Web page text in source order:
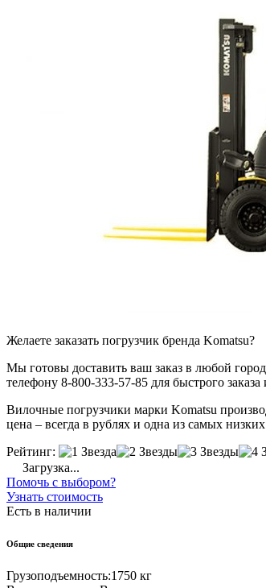
Желаете заказать погрузчик бренда Komatsu?
Мы готовы доставить ваш заказ в любой город
телефону 8-800-333-57-85 для быстрого
Вилочные погрузчики марки Komatsu
цена – всегда в рублях и одна из самых
Рейтинг:
Загрузка...
Помочь с выбором?
Узнать стоимость
Есть в наличии
Общие сведения
Грузоподъемность:1750 кг